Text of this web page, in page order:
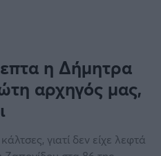
η Δήμητρα
αρχηγός μας,
γιατί δεν είχε λεφτά